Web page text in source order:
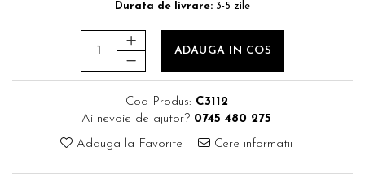
Durata de livrare: 3-5 zile
ADAUGA IN COS
Cod Produs: C3112
Ai nevoie de ajutor? 0745 480 275
Adauga la Favorite Cere informatii